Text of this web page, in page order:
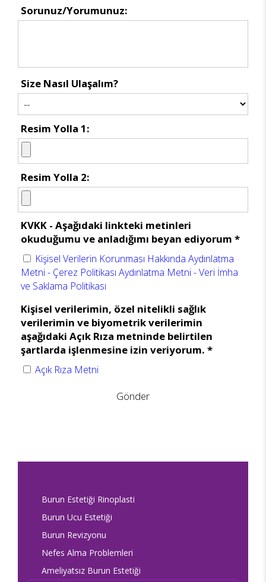
Sorunuz/Yorumunuz:
Size Nasıl Ulaşalım?
Resim Yolla 1:
Resim Yolla 2:
KVKK - Aşağıdaki linkteki metinleri
okuduğumu ve anladığımı beyan ediyorum *
Kişisel Verilerin Korunması Hakkında Aydınlatma
Metni - Çerez Politikası Aydınlatma Metni - Veri İmha
ve Saklama Politikası
Kişisel verilerimin, özel nitelikli sağlık
verilerimin ve biyometrik verilerimin
aşağıdaki Açık Rıza metninde belirtilen
şartlarda işlenmesine izin veriyorum. *
Açık Rıza Metni
Gönder
Burun Estetiği Rinoplasti
Burun Ucu Estetiği
Burun Revizyonu
Nefes Alma Problemleri
Ameliyatsız Burun Estetiği